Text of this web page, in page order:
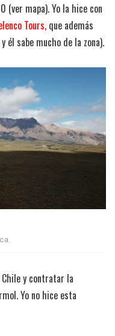
(ver mapa). Yo la hice con
Tours, que además
él sabe mucho de la zona).
y contratar la
Yo no hice esta